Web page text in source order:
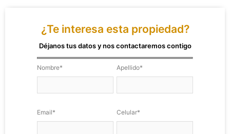
¿Te interesa esta propiedad?
Déjanos tus datos y nos contactaremos contigo
Nombre* Apellido*
Email* Celular*